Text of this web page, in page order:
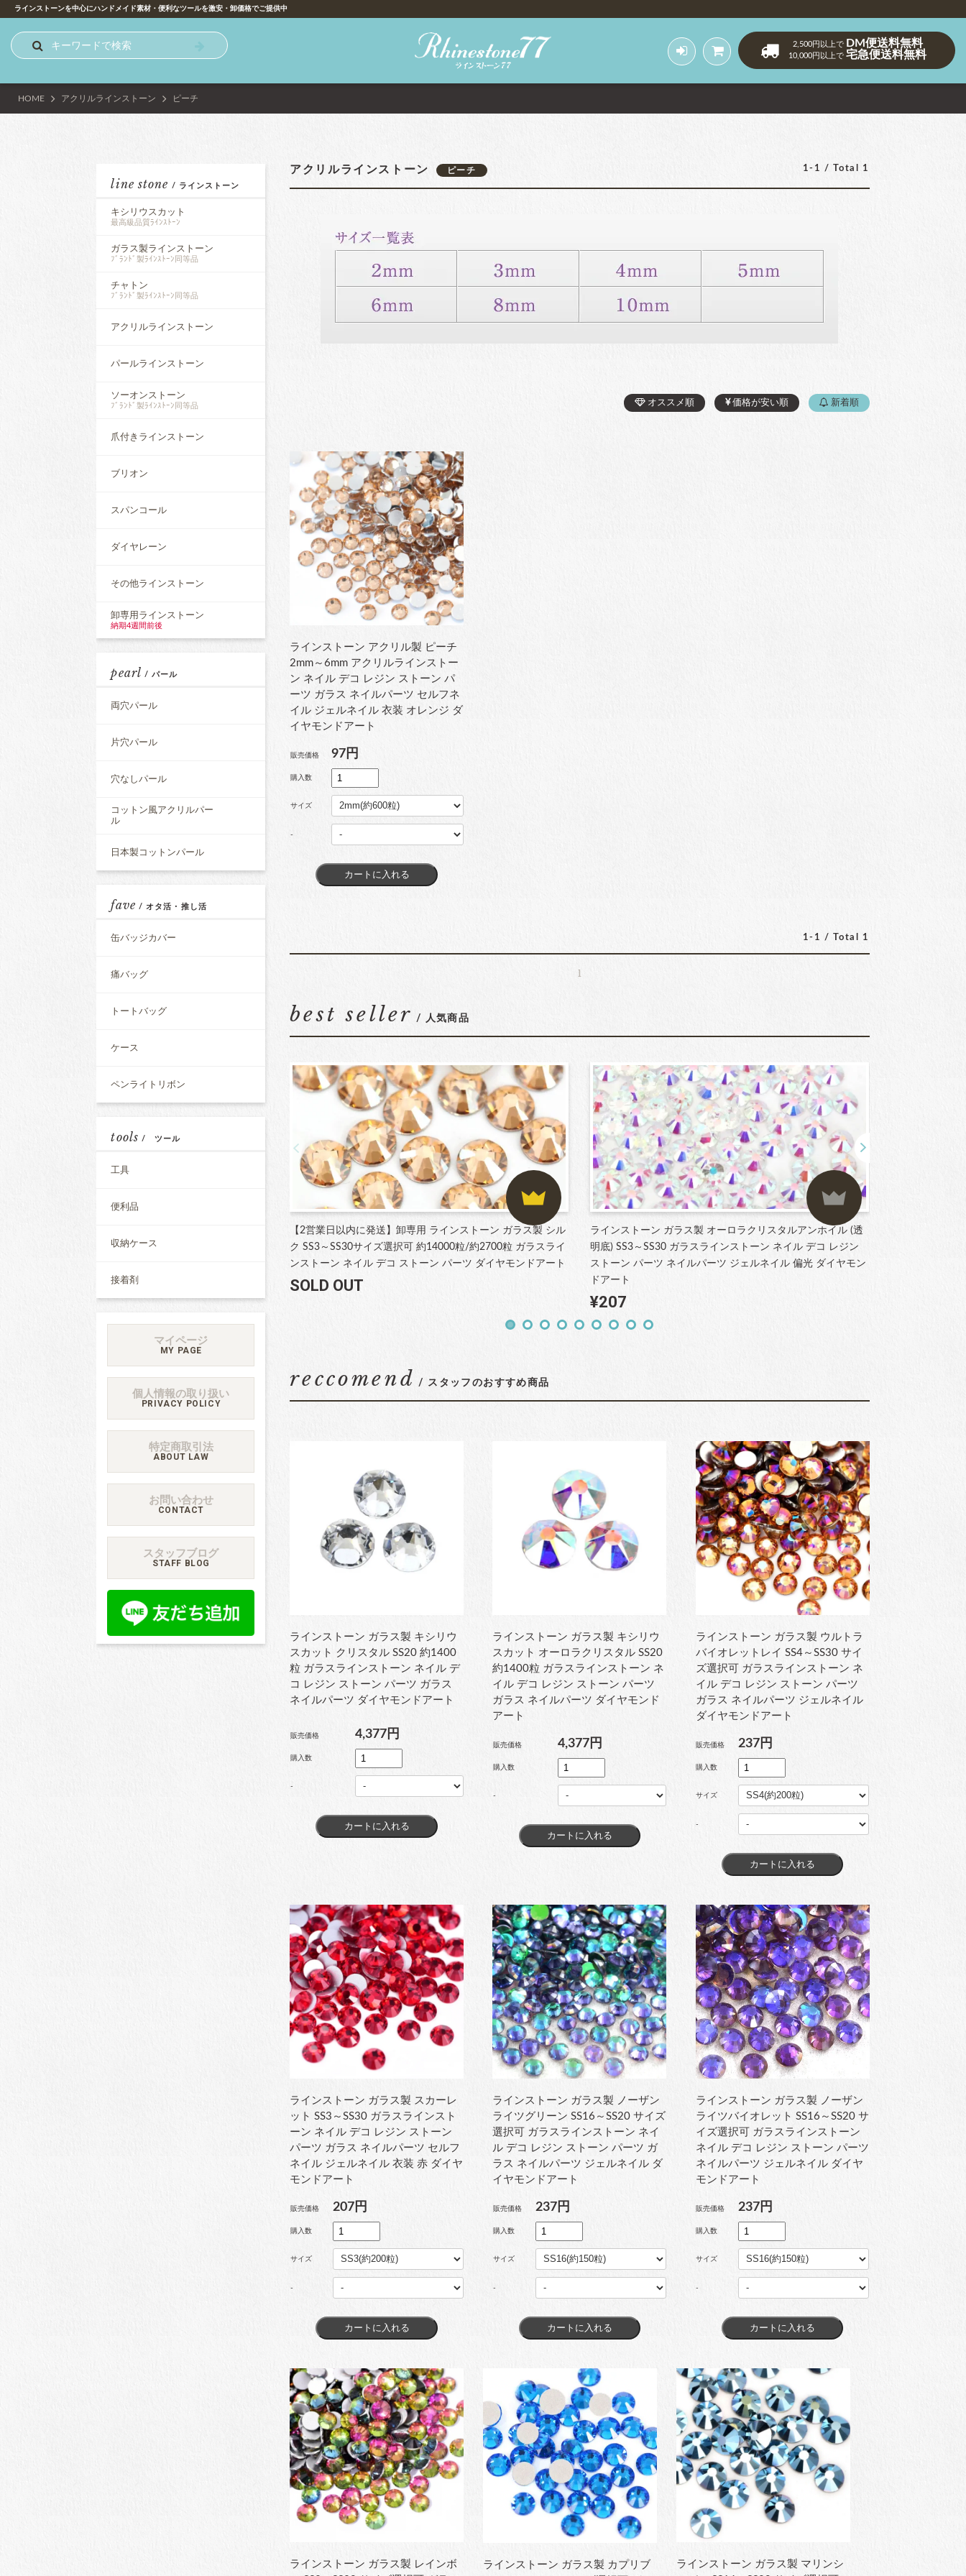
ラインストーンを中心にハンドメイド素材・便利なツールを激安・卸価格でご提供中
2,500円以上で DM便送料無料
10,000円以上で 宅急便送料無料
HOME アクリルラインストーン ピーチ
アクリルラインストーン ピーチ 1-1 / Total 1
オススメ順 価格が安い順 新着順
ラインストーン アクリル製 ピーチ
2mm～6mm アクリルラインストー
ン ネイル デコ レジン ストーン パ
ーツ ガラス ネイルパーツ セルフネ
イル ジェルネイル 衣装 オレンジ ダ
イヤモンドアート
販売価格 97円
購入数
サイズ
-
1-1 / Total 1
1
best seller / 人気商品
【2営業日以内に発送】卸専用 ラインストーン ガラス製 シル
ク SS3～SS30サイズ選択可 約14000粒/約2700粒 ガラスライ
ンストーン ネイル デコ ストーン パーツ ダイヤモンドアート
SOLD OUT
ラインストーン ガラス製 オーロラクリスタルアンホイル (透
明底) SS3～SS30 ガラスラインストーン ネイル デコ レジン
ストーン パーツ ネイルパーツ ジェルネイル 偏光 ダイヤモン
ドアート
¥207
reccomend / スタッフのおすすめ商品
ラインストーン ガラス製 キシリウ
スカット クリスタル SS20 約1400
粒 ガラスラインストーン ネイル デ
コ レジン ストーン パーツ ガラス
ネイルパーツ ダイヤモンドアート
販売価格 4,377円
購入数
-
ラインストーン ガラス製 キシリウ
スカット オーロラクリスタル SS20
約1400粒 ガラスラインストーン ネ
イル デコ レジン ストーン パーツ
ガラス ネイルパーツ ダイヤモンド
アート
販売価格 4,377円
購入数
-
ラインストーン ガラス製 ウルトラ
バイオレットレイ SS4～SS30 サイ
ズ選択可 ガラスラインストーン ネ
イル デコ レジン ストーン パーツ
ガラス ネイルパーツ ジェルネイル
ダイヤモンドアート
販売価格 237円
購入数
サイズ
-
ラインストーン ガラス製 スカーレ
ット SS3～SS30 ガラスラインスト
ーン ネイル デコ レジン ストーン
パーツ ガラス ネイルパーツ セルフ
ネイル ジェルネイル 衣装 赤 ダイヤ
モンドアート
販売価格 207円
購入数
サイズ
-
ラインストーン ガラス製 ノーザン
ライツグリーン SS16～SS20 サイズ
選択可 ガラスラインストーン ネイ
ル デコ レジン ストーン パーツ ガ
ラス ネイルパーツ ジェルネイル ダ
イヤモンドアート
販売価格 237円
購入数
サイズ
-
ラインストーン ガラス製 ノーザン
ライツバイオレット SS16～SS20 サ
イズ選択可 ガラスラインストーン
ネイル デコ レジン ストーン パーツ
ネイルパーツ ジェルネイル ダイヤ
モンドアート
販売価格 237円
購入数
サイズ
-
ラインストーン ガラス製 レインボ
ラインストーン ガラス製 カプリブ
ラインストーン ガラス製 マリンシ
line stone / ラインストーン
キシリウスカット
最高級品質ﾗｲﾝｽﾄｰﾝ
ガラス製ラインストーン
ﾌﾞﾗﾝﾄﾞ製ﾗｲﾝｽﾄｰﾝ同等品
チャトン
ﾌﾞﾗﾝﾄﾞ製ﾗｲﾝｽﾄｰﾝ同等品
アクリルラインストーン
パールラインストーン
ソーオンストーン
ﾌﾞﾗﾝﾄﾞ製ﾗｲﾝｽﾄｰﾝ同等品
爪付きラインストーン
ブリオン
スパンコール
ダイヤレーン
その他ラインストーン
卸専用ラインストーン
納期4週間前後
pearl / パール
両穴パール
片穴パール
穴なしパール
コットン風アクリルパー
ル
日本製コットンパール
fave / オタ活・推し活
缶バッジカバー
痛バッグ
トートバッグ
ケース
ペンライトリボン
tools / ツール
工具
便利品
収納ケース
接着剤
マイページ
MY PAGE
個人情報の取り扱い
PRIVACY POLICY
特定商取引法
ABOUT LAW
お問い合わせ
CONTACT
スタッフブログ
STAFF BLOG